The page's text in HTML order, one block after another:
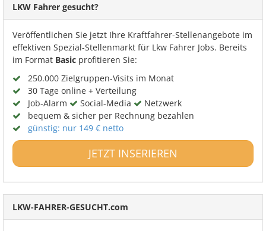
LKW Fahrer gesucht?
Veröffentlichen Sie jetzt Ihre Kraftfahrer-Stellenangebote im
effektiven Spezial-Stellenmarkt für Lkw Fahrer Jobs. Bereits
im Format Basic profitieren Sie:
250.000 Zielgruppen-Visits im Monat
30 Tage online + Verteilung
Job-Alarm
Social-Media
Netzwerk
bequem & sicher per Rechnung bezahlen
günstig: nur 149 € netto
JETZT INSERIEREN
LKW-FAHRER-GESUCHT.com